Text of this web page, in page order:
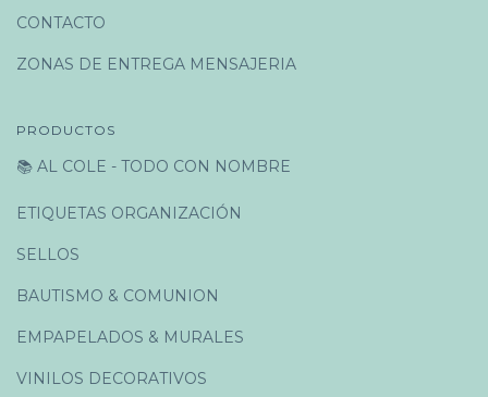
CONTACTO
ZONAS DE ENTREGA MENSAJERIA
PRODUCTOS
📚 AL COLE - TODO CON NOMBRE
ETIQUETAS ORGANIZACIÓN
SELLOS
BAUTISMO & COMUNION
EMPAPELADOS & MURALES
VINILOS DECORATIVOS